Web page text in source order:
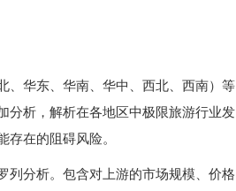
、华东、华南、华中、西北、西南）等
分析，解析在各地区中极限旅游行业发
在的阻碍风险。
列分析。包含对上游的市场规模、价格